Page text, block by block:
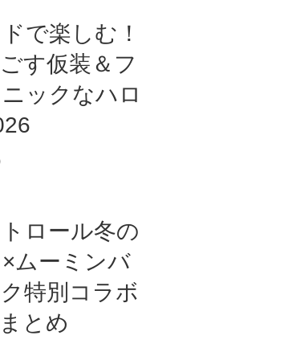
で楽しむ！
す仮装＆フ
ックなハロ
ロール冬の
ムーミンバ
特別コラボ
とめ